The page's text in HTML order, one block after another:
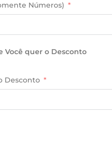
Números)
Você quer o Desconto
Desconto